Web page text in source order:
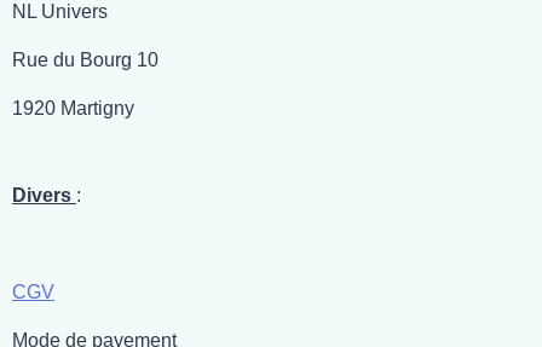
NL Univers
Rue du Bourg 10
1920 Martigny
Divers :
CGV
Mode de payement